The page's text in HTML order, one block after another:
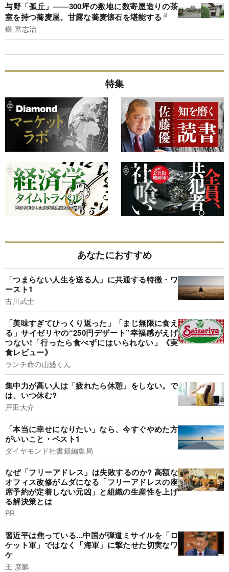
与野「孤丘」――300坪の敷地に数寄屋造りの茶
室を持つ蕎麦屋。甘露な蕎麦懐石を堪能する
鎌 富志治
特集
あなたにおすすめ
「つまらない人生を送る人」に共通する特徴・ワ
ースト1
古川武士
「美味すぎてひっくり返った」「まじ無限に食え
る」サイゼリヤの“250円デザート”幸福感がえげ
つない!「行ったら食べずにはいられない」《実
食レビュー》
ランチ命の山盛くん
集中力が高い人は「疲れたら休憩」をしない。で
は、いつ休む?
戸田大介
「本当に幸せになりたい」なら、今すぐやめた方
がいいこと・ベスト1
ダイヤモンド社書籍編集局
なぜ「フリーアドレス」は失敗するのか? 高額な
オフィス改修がムダになる「フリーアドレスの座
席予約が定着しない元凶」と組織の生産性を上げ
る解決策とは
PR
習近平は焦っている...中国が弾道ミサイルを「ロ
ケット軍」ではなく「海軍」に撃たせた切実なワ
ケ
王 彦麟